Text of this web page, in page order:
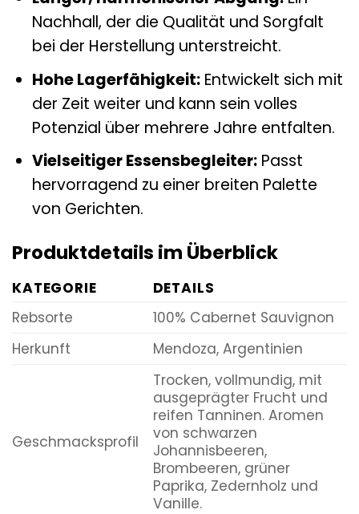
Nachhall, der die Qualität und Sorgfalt
bei der Herstellung unterstreicht.
Hohe Lagerfähigkeit:Entwickelt sich mit
der Zeit weiter und kann sein volles
Potenzial über mehrere Jahre entfalten.
Vielseitiger Essensbegleiter:Passt
hervorragend zu einer breiten Palette
von Gerichten.
Produktdetails im Überblick
KATEGORIE
DETAILS
Rebsorte
100% Cabernet Sauvignon
Herkunft
Mendoza, Argentinien
Geschmacksprofil
Trocken, vollmundig, mit
ausgeprägter Frucht und
reifen Tanninen. Aromen
von schwarzen
Johannisbeeren,
Brombeeren, grüner
Paprika, Zedernholz und
Vanille.